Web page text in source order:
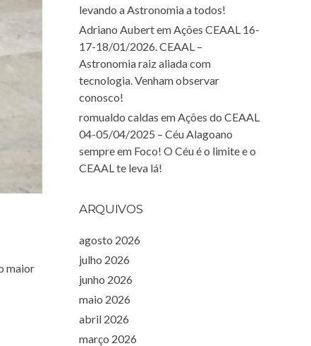
maior
levando a Astronomia a todos!
Adriano AubertemAções CEAAL 16-
17-18/01/2026. CEAAL –
Astronomia raiz aliada com
tecnologia. Venham observar
conosco!
romualdo caldas emAções do CEAAL
04-05/04/2025 – Céu Alagoano
sempre em Foco! O Céu é o limite e o
CEAAL te leva lá!
ARQUIVOS
agosto 2026
julho 2026
junho 2026
maio 2026
abril 2026
março 2026